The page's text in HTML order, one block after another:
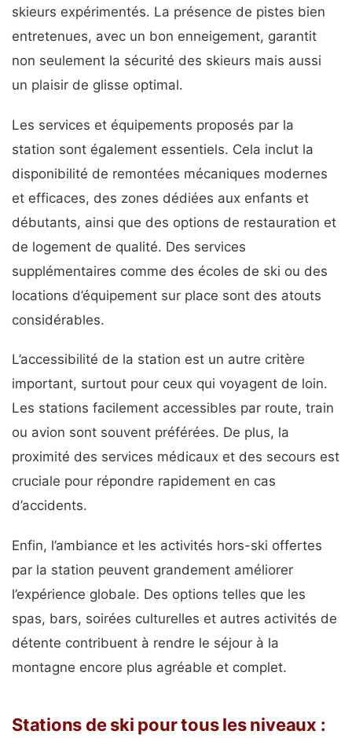
skieurs expérimentés. La présence de pistes bien
entretenues, avec un bon enneigement, garantit
non seulement la sécurité des skieurs mais aussi
un plaisir de glisse optimal.
Les services et équipements proposés par la
station sont également essentiels. Cela inclut la
disponibilité de remontées mécaniques modernes
et efficaces, des zones dédiées aux enfants et
débutants, ainsi que des options de restauration et
de logement de qualité. Des services
supplémentaires comme des écoles de ski ou des
locations d’équipement sur place sont des atouts
considérables.
L’accessibilité de la station est un autre critère
important, surtout pour ceux qui voyagent de loin.
Les stations facilement accessibles par route, train
ou avion sont souvent préférées. De plus, la
proximité des services médicaux et des secours est
cruciale pour répondre rapidement en cas
d’accidents.
Enfin, l’ambiance et les activités hors-ski offertes
par la station peuvent grandement améliorer
l’expérience globale. Des options telles que les
spas, bars, soirées culturelles et autres activités de
détente contribuent à rendre le séjour à la
montagne encore plus agréable et complet.
Stations de ski pour tous les niveaux :